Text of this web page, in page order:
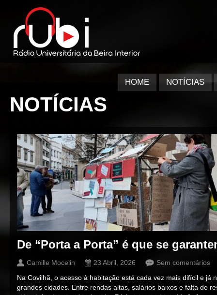
HOME NOTÍCIAS
NOTÍCIAS
De “Porta a Porta” é que se
Camille Mocelin 23 Abril, 2026
Sem comentários
Na Covilhã, o acesso à habitação está cada vez mais difícil e já
grandes cidades. Entre rendas altas, salários baixos e falta de